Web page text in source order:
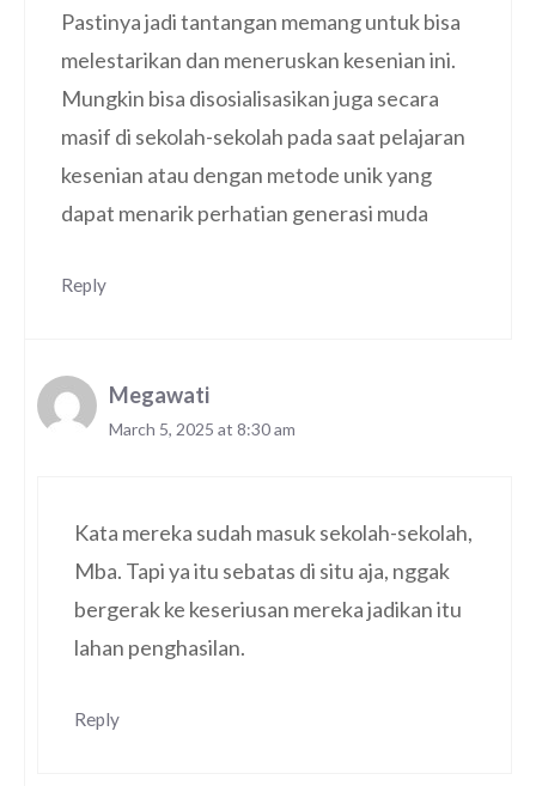
Pastinya jadi tantangan memang untuk bisa
melestarikan dan meneruskan kesenian ini.
Mungkin bisa disosialisasikan juga secara
masif di sekolah-sekolah pada saat pelajaran
kesenian atau dengan metode unik yang
dapat menarik perhatian generasi muda
Reply
Megawati
March 5, 2025 at 8:30 am
Kata mereka sudah masuk sekolah-sekolah,
Mba. Tapi ya itu sebatas di situ aja, nggak
bergerak ke keseriusan mereka jadikan itu
lahan penghasilan.
Reply